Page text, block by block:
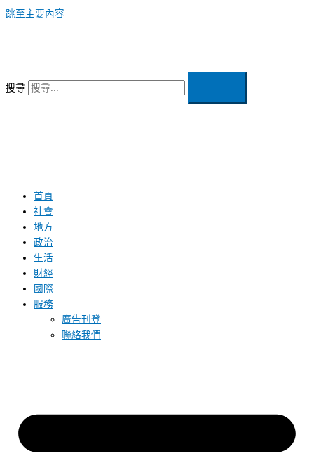
跳至主要內容
搜尋
首頁
社會
地方
政治
生活
財經
國際
服務
廣告刊登
聯絡我們